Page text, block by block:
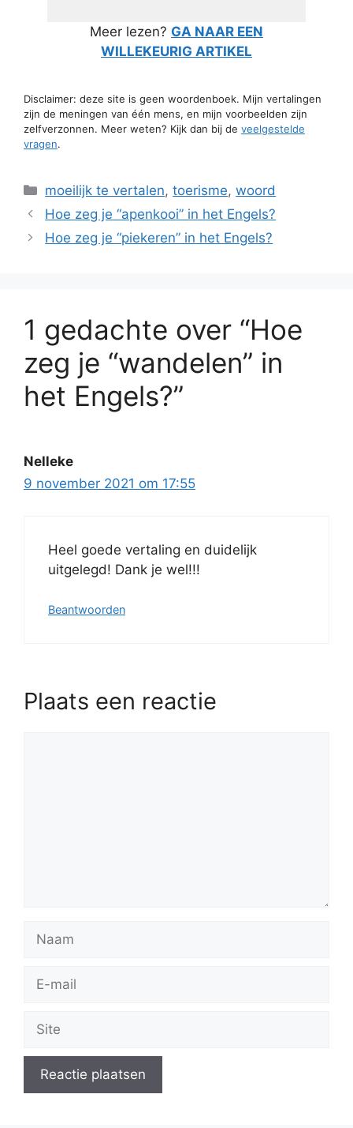
Meer lezen? GA NAAR EEN
WILLEKEURIG ARTIKEL
Disclaimer: deze site is geen woordenboek. Mijn vertalingen
zijn de meningen van één mens, en mijn voorbeelden zijn
zelfverzonnen. Meer weten? Kijk dan bij de veelgestelde
vragen.
Categorieën
moeilijk te vertalen,toerisme,woord
Hoe zeg je “apenkooi” in het Engels?
Hoe zeg je “piekeren” in het Engels?
1 gedachte over “Hoe
zeg je “wandelen” in
het Engels?”
Nelleke
9 november 2021 om 17:55
Heel goede vertaling en duidelijk
uitgelegd! Dank je wel!!!
Beantwoorden
Plaats een reactie
mail